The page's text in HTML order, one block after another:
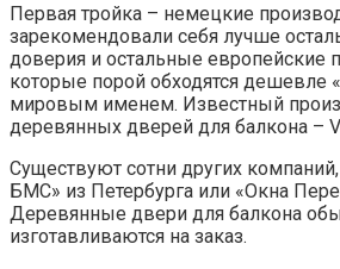
Первая тройка – немецкие
зарекомендовали себя лучше
доверия и остальные европейские
которые порой обходятся дешевле
мировым именем. Известный
деревянных дверей для балкона –
Существуют сотни других
БМС» из Петербурга или «Окна
Деревянные двери для балкона
изготавливаются на заказ.